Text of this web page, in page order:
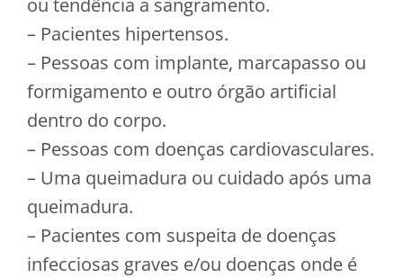
ou tendência a sangramento.
– Pacientes hipertensos.
– Pessoas com implante, marcapasso ou
formigamento e outro órgão artificial
dentro do corpo.
– Pessoas com doenças cardiovasculares.
– Uma queimadura ou cuidado após uma
queimadura.
– Pacientes com suspeita de doenças
infecciosas graves e/ou doenças onde é